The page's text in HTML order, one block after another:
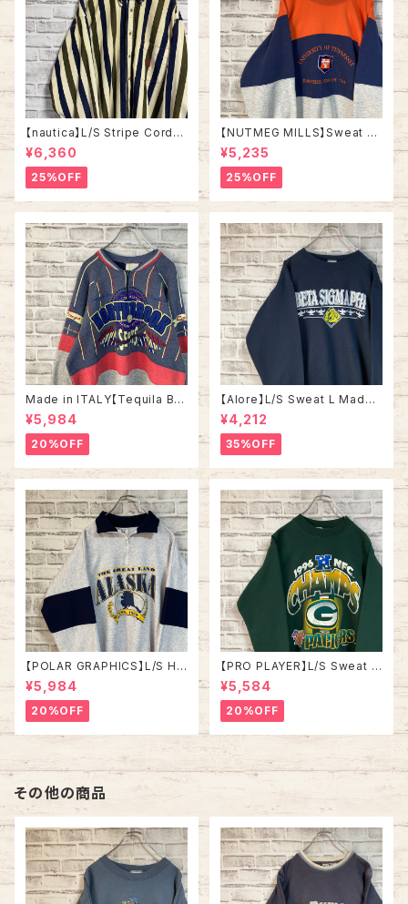
【nautica】L/S Stripe Cordur
oy Shirt L 90s ノーティカ スト
ライプ コーデュロイ シャツ ボタ
ンダウン 長袖 ワンポイントロゴ
刺繍ロゴ 旧タグ USA アメリカ
古着
¥6,360
25%OFF
【NUTMEG MILLS】Sweat XL
Made in USA 90s “UNIVER
SITY OF TENNESSEE” vinta
ge ナツメグミルズ カレッジモノ
カレッジロゴ テネシー大学 スウ
ェット トレーナー ヴィンテージ
アメリカ USA 古着
¥5,235
25%OFF
Made in ITALY【Tequila Bo
om】L/S Sweat/Trainer XL 9
0s ハーフジップスウェット トレ
ーナー マルチカラー レーシング
イタリア製 Euro ユーロ 古着
¥5,984
20%OFF
【Alore】L/S Sweat L Made i
n USA 90s 社交クラブ プロモ
ーション スウェット トレーナー
USA製 vintage ヴィンテージ
アメリカ USA 古着
¥4,212
35%OFF
【POLAR GRAPHICS】L/S Hal
fZip Sweat XL Made in US
A 90s “ALASKA” スーベニア
ハーフジップスウェット トレーナ
ー アラスカ お土産モノ vintag
e ヴィンテージ アメリカ USA
¥5,984
20%OFF
【PRO PLAYER】L/S Sweat L
相当 90s Made in USA “PA
CKERS” NFL チームモノ スウ
ェット トレーナー USA製 チーム
ロゴ 1996 CHAMPS 優勝記念
深緑 アメリカ USA 古着
¥5,584
20%OFF
その他の商品